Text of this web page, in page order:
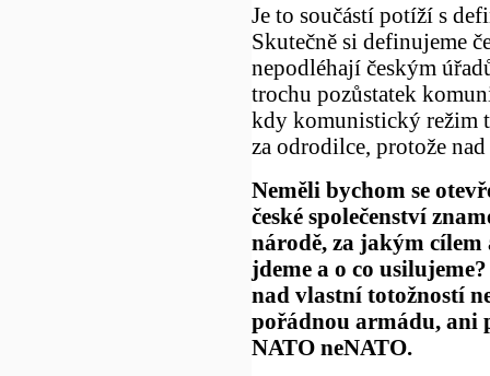
Je to součástí potíží s
Skutečně si definujeme
nepodléhají českým
trochu pozůstatek
kdy komunistický režim
za odrodilce, protože
Neměli bychom se
české společenství
národě, za jakým cílem
jdeme a o co
nad vlastní totožností
pořádnou armádu, ani
NATO neNATO.